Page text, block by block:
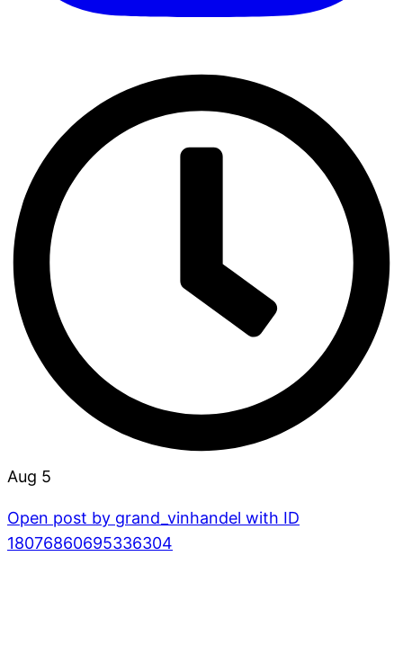
Aug 5
Open post by grand_vinhandel with ID
18076860695336304